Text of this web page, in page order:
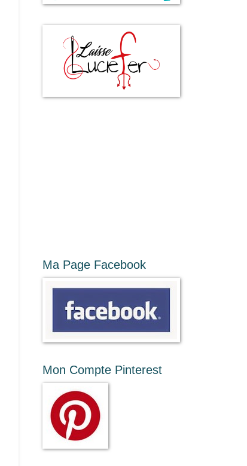
Ma Page Facebook
Mon Compte Pinterest